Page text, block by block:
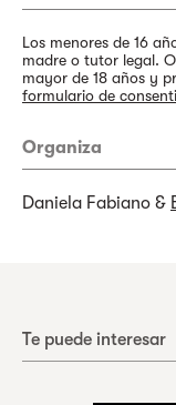
Los menores de 16
madre o tutor legal.
mayor de 18 años y
formulario de
Organiza
Daniela Fabiano &
Te puede interesar